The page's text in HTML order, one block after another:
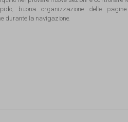
buona organizzazione delle
durante la navigazione.